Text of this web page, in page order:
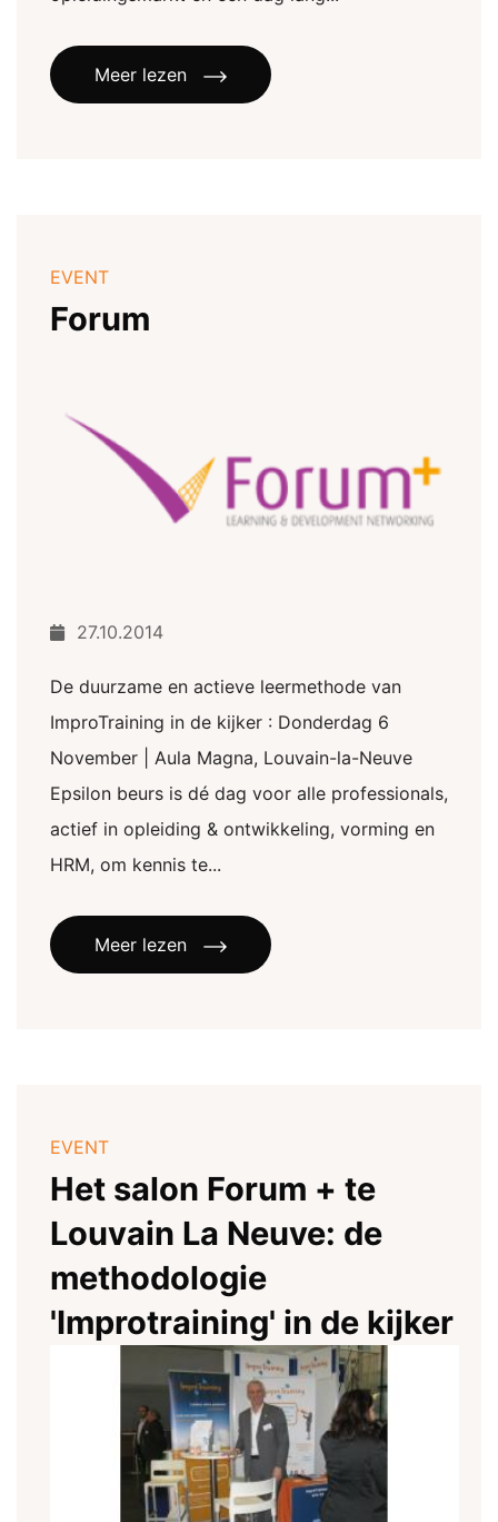
Meer lezen
EVENT
Forum
27.10.2014
De duurzame en actieve leermethode van
ImproTraining in de kijker : Donderdag 6
November | Aula Magna, Louvain-la-Neuve
Epsilon beurs is dé dag voor alle professionals,
actief in opleiding & ontwikkeling, vorming en
HRM, om kennis te...
Meer lezen
EVENT
Het salon Forum + te
Louvain La Neuve: de
methodologie
'Improtraining' in de kijker